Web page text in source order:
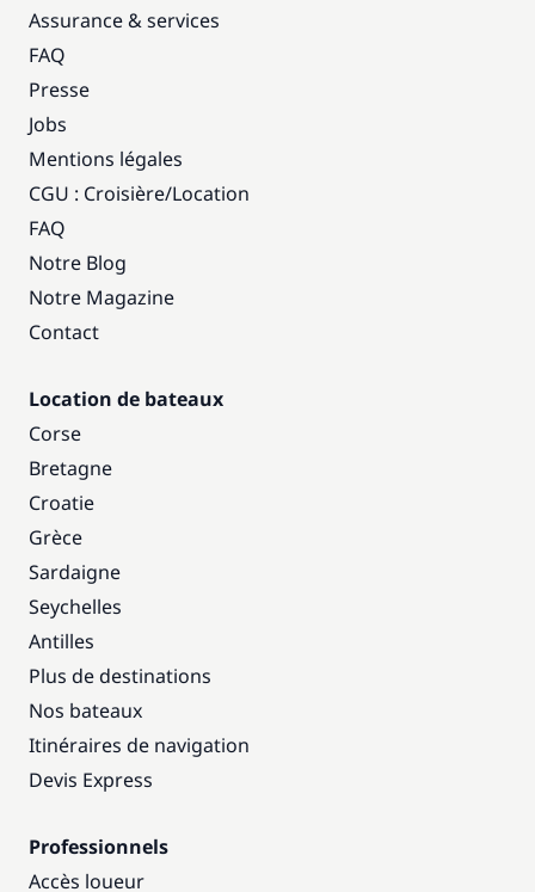
Assurance & services
FAQ
Presse
Jobs
Mentions légales
CGU : Croisière/Location
FAQ
Notre Blog
Notre Magazine
Contact
Location de bateaux
Corse
Bretagne
Croatie
Grèce
Sardaigne
Seychelles
Antilles
Plus de destinations
Nos bateaux
Itinéraires de navigation
Devis Express
Professionnels
Accès loueur